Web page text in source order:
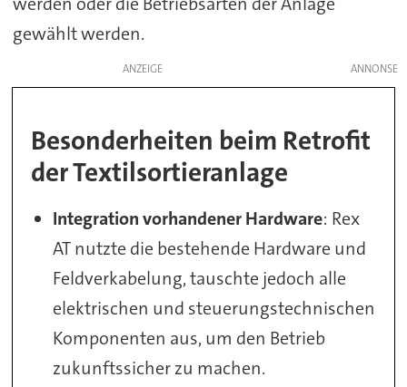
gewählt werden.
ANZEIGE
Besonderheiten beim Retrofit
der Textilsortieranlage
Integration vorhandener Hardware: Rex
AT nutzte die bestehende Hardware und
Feldverkabelung, tauschte jedoch alle
elektrischen und steuerungstechnischen
Komponenten aus, um den Betrieb
zukunftssicher zu machen.